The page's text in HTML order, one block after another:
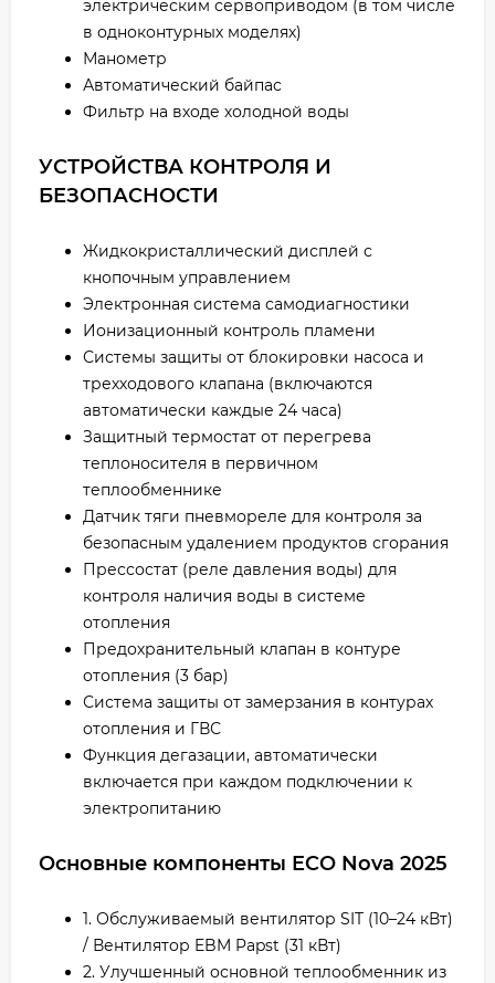
электрическим сервоприводом (в том числе
в одноконтурных моделях)
Манометр
Автоматический байпас
Фильтр на входе холодной воды
УСТРОЙСТВА КОНТРОЛЯ И
БЕЗОПАСНОСТИ
Жидкокристаллический дисплей с
кнопочным управлением
Электронная система самодиагностики
Ионизационный контроль пламени
Системы защиты от блокировки насоса и
трехходового клапана (включаются
автоматически каждые 24 часа)
Защитный термостат от перегрева
теплоносителя в первичном
теплообменнике
Датчик тяги пневмореле для контроля за
безопасным удалением продуктов сгорания
Прессостат (реле давления воды) для
контроля наличия воды в системе
отопления
Предохранительный клапан в контуре
отопления (3 бар)
Система защиты от замерзания в контурах
отопления и ГВС
Функция дегазации, автоматически
включается при каждом подключении к
электропитанию
Основные компоненты ECO Nova 2025
1. Обслуживаемый вентилятор SIT (10–24 кВт)
/ Вентилятор EBM Papst (31 кВт)
2. Улучшенный основной теплообменник из